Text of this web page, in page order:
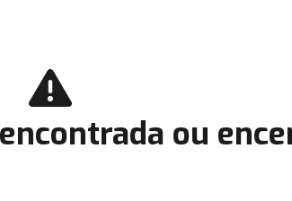
ou